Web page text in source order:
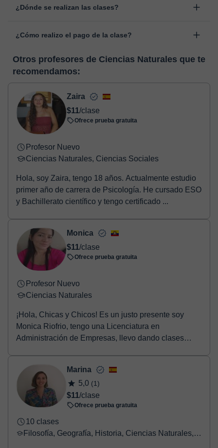
cambiar la hora o el día de clase. Puedes hacerlo desde tu área
¿Dónde se realizan las clases?
desarrollada para el ámbito formativo con muchas
pizarra virtual o el editor de textos a tiempo real. En el siguiente
enlace puedes ver una demo del aula y conocerla:Ver aula
virtual
¿Cómo realizo el pago de la clase?
horas, podrás realizar el pago mediante nuestro TPV virtual.
Tienes dos opciones para efectuar el pago:
- Tarjeta de crédito.
- Paypal.
Una vez realices el pago de la clase, recibirás un e-mail de
confirmación de la reserva.
Otros profesores de Ciencias Naturales que te
recomendamos:
Zaira
$11/clase
Ofrece prueba gratuita
Profesor Nuevo
Ciencias Naturales, Ciencias Sociales
Hola, soy Zaira, tengo 18 años. Actualmente estudio
primer año de carrera de Psicología. He cursado ESO
y Bachillerato científico y tengo certificado ...
Monica
$11/clase
Ofrece prueba gratuita
Profesor Nuevo
Ciencias Naturales
¡Hola, Chicas y Chicos! Es un justo presente soy
Monica Riofrio, tengo una Licenciatura en
Administración de Empresas, llevo dando clases
Marina
5,0 (1)
$11/clase
Ofrece prueba gratuita
10 clases
Filosofía, Geografía, Historia, Ciencias Naturales, Ciencias Sociales